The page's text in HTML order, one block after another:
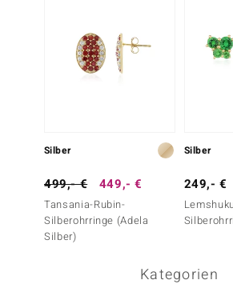
Silber
499,- € 449,- €
Tansania-Rubin-
Silberohrringe (Adela
Silber)
Silber
249,- €
Kategorien